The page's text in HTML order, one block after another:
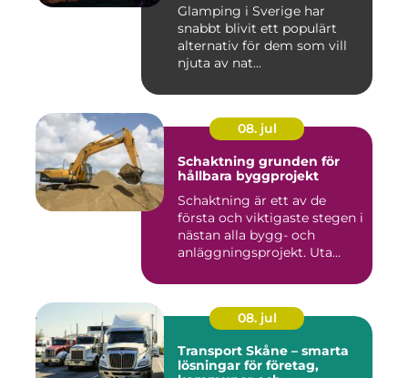
Glamping i Sverige har
snabbt blivit ett populärt
alternativ för dem som vill
njuta av nat...
08. jul
Schaktning grunden för
hållbara byggprojekt
Schaktning är ett av de
första och viktigaste stegen i
nästan alla bygg- och
anläggningsprojekt. Uta...
08. jul
Transport Skåne – smarta
lösningar för företag,